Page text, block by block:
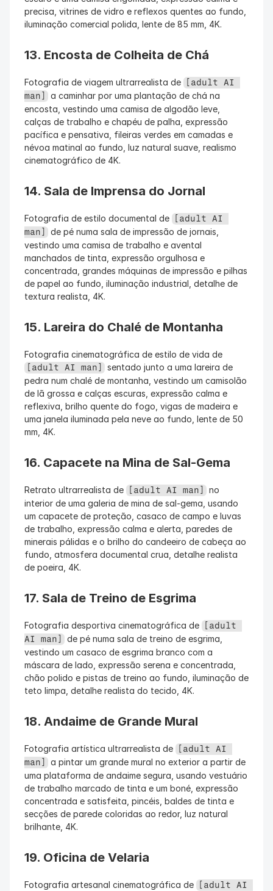
precisa, vitrines de vidro e reflexos quentes ao fundo,
iluminação comercial polida, lente de 85 mm, 4K.
13. Encosta de Colheita de Chá
Fotografia de viagem ultrarrealista de
[adult AI
man] a caminhar por uma plantação de chá na
encosta, vestindo uma camisa de algodão leve,
calças de trabalho e chapéu de palha, expressão
pacífica e pensativa, fileiras verdes em camadas e
névoa matinal ao fundo, luz natural suave, realismo
cinematográfico de 4K.
14. Sala de Imprensa do Jornal
Fotografia de estilo documental de
[adult AI
man] de pé numa sala de impressão de jornais,
vestindo uma camisa de trabalho e avental
manchados de tinta, expressão orgulhosa e
concentrada, grandes máquinas de impressão e pilhas
de papel ao fundo, iluminação industrial, detalhe de
textura realista, 4K.
15. Lareira do Chalé de Montanha
[adult AI man] sentado junto a uma lareira de
pedra num chalé de montanha, vestindo um camisolão
de lã grossa e calças escuras, expressão calma e
reflexiva, brilho quente do fogo, vigas de madeira e
uma janela iluminada pela neve ao fundo, lente de 50
mm, 4K.
16. Capacete na Mina de Sal-Gema
Retrato ultrarrealista de [adult AI man] no
interior de uma galeria de mina de sal-gema, usando
um capacete de proteção, casaco de campo e luvas
de trabalho, expressão calma e alerta, paredes de
minerais pálidas e o brilho do candeeiro de cabeça ao
fundo, atmosfera documental crua, detalhe realista
de poeira, 4K.
17. Sala de Treino de Esgrima
Fotografia desportiva cinematográfica de
[adult
AI man] de pé numa sala de treino de esgrima,
vestindo um casaco de esgrima branco com a
máscara de lado, expressão serena e concentrada,
chão polido e pistas de treino ao fundo, iluminação de
teto limpa, detalhe realista do tecido, 4K.
18. Andaime de Grande Mural
Fotografia artística ultrarrealista de
[adult AI
man] a pintar um grande mural no exterior a partir de
uma plataforma de andaime segura, usando vestuário
de trabalho marcado de tinta e um boné, expressão
concentrada e satisfeita, pincéis, baldes de tinta e
secções de parede coloridas ao redor, luz natural
brilhante, 4K.
19. Oficina de Velaria
Fotografia artesanal cinematográfica de
[adult AI